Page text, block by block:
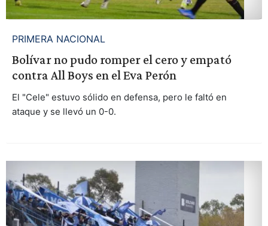
PRIMERA NACIONAL
Bolívar no pudo romper el cero y empató
contra All Boys en el Eva Perón
El "Cele" estuvo sólido en defensa, pero le faltó en
ataque y se llevó un 0-0.